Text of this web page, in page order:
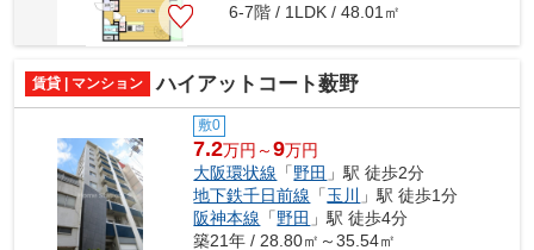
6-7階 / 1LDK / 48.01㎡
賃貸 | マンション ハイアットコート薮野
敷0
7.2万円～9万円
大阪環状線 「野田 」駅 徒歩2分
地下鉄千日前線 「玉川
」駅 徒歩1分
阪神本線 「野田 」駅 徒歩4分
築21年 / 28.80㎡～35.54㎡